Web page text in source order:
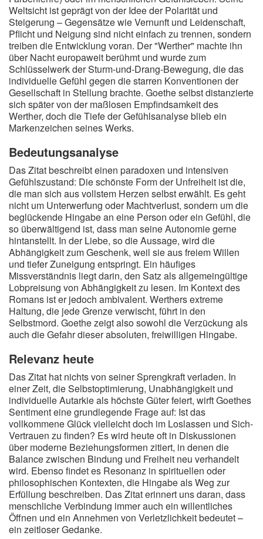
Weltsicht ist geprägt von der Idee der Polarität und
Steigerung – Gegensätze wie Vernunft und Leidenschaft,
Pflicht und Neigung sind nicht einfach zu trennen, sondern
treiben die Entwicklung voran. Der "Werther" machte ihn
über Nacht europaweit berühmt und wurde zum
Schlüsselwerk der Sturm-und-Drang-Bewegung, die das
individuelle Gefühl gegen die starren Konventionen der
Gesellschaft in Stellung brachte. Goethe selbst distanzierte
sich später von der maßlosen Empfindsamkeit des
Werther, doch die Tiefe der Gefühlsanalyse blieb ein
Markenzeichen seines Werks.
Bedeutungsanalyse
Das Zitat beschreibt einen paradoxen und intensiven
Gefühlszustand: Die schönste Form der Unfreiheit ist die,
die man sich aus vollstem Herzen selbst erwählt. Es geht
nicht um Unterwerfung oder Machtverlust, sondern um die
beglückende Hingabe an eine Person oder ein Gefühl, die
so überwältigend ist, dass man seine Autonomie gerne
hintanstellt. In der Liebe, so die Aussage, wird die
Abhängigkeit zum Geschenk, weil sie aus freiem Willen
und tiefer Zuneigung entspringt. Ein häufiges
Missverständnis liegt darin, den Satz als allgemeingültige
Lobpreisung von Abhängigkeit zu lesen. Im Kontext des
Romans ist er jedoch ambivalent. Werthers extreme
Haltung, die jede Grenze verwischt, führt in den
Selbstmord. Goethe zeigt also sowohl die Verzückung als
auch die Gefahr dieser absoluten, freiwilligen Hingabe.
Relevanz heute
Das Zitat hat nichts von seiner Sprengkraft verladen. In
einer Zeit, die Selbstoptimierung, Unabhängigkeit und
individuelle Autarkie als höchste Güter feiert, wirft Goethes
Sentiment eine grundlegende Frage auf: Ist das
vollkommene Glück vielleicht doch im Loslassen und Sich-
Vertrauen zu finden? Es wird heute oft in Diskussionen
über moderne Beziehungsformen zitiert, in denen die
Balance zwischen Bindung und Freiheit neu verhandelt
wird. Ebenso findet es Resonanz in spirituellen oder
philosophischen Kontexten, die Hingabe als Weg zur
Erfüllung beschreiben. Das Zitat erinnert uns daran, dass
menschliche Verbindung immer auch ein willentliches
Öffnen und ein Annehmen von Verletzlichkeit bedeutet –
ein zeitloser Gedanke.